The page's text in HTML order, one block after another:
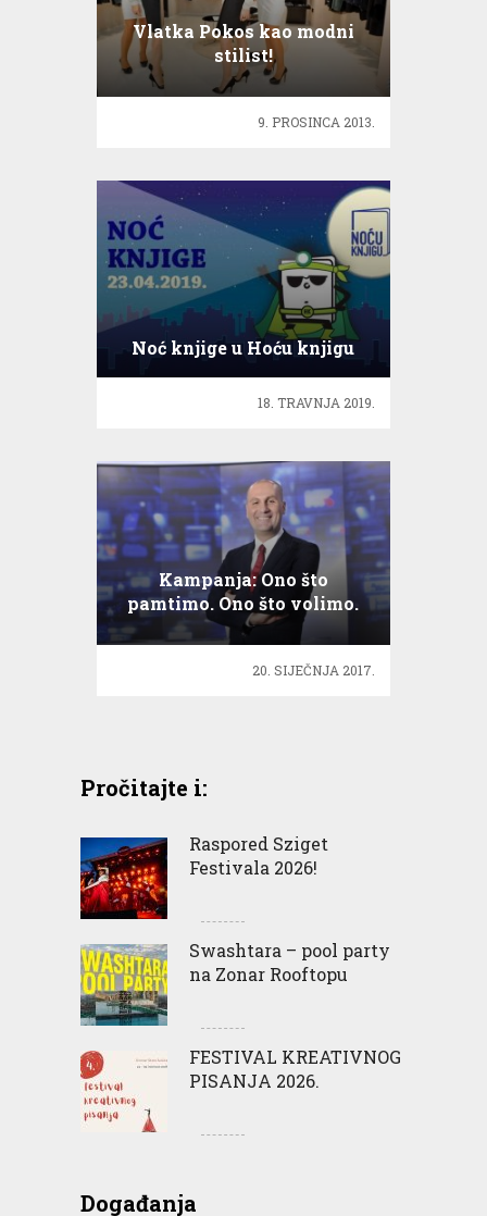
Vlatka Pokos kao modni
stilist!
9. PROSINCA 2013.
Noć knjige u Hoću knjigu
18. TRAVNJA 2019.
Kampanja: Ono što
pamtimo. Ono što volimo.
20. SIJEČNJA 2017.
Pročitajte i:
Raspored Sziget
Festivala 2026!
Swashtara – pool party
na Zonar Rooftopu
FESTIVAL KREATIVNOG
PISANJA 2026.
Događanja